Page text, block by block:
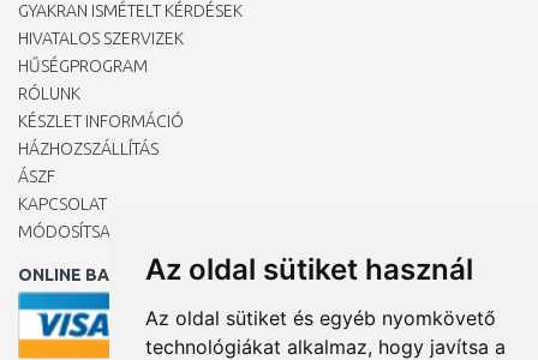
Az oldal sütiket használ
Az oldal sütiket és egyéb nyomkövető
technológiákat alkalmaz, hogy javítsa a
GYAKRAN ISMÉTELT KÉRDÉSEK
HIVATALOS SZERVIZEK
HŰSÉGPROGRAM
RÓLUNK
KÉSZLET INFORMÁCIÓ
HÁZHOZSZÁLLÍTÁS
ÁSZF
KAPCSOLAT
MÓDOSÍTSA A COOKIE-BEÁLLÍTÁSAIMAT
ONLINE BANKKÁRTYÁVAL